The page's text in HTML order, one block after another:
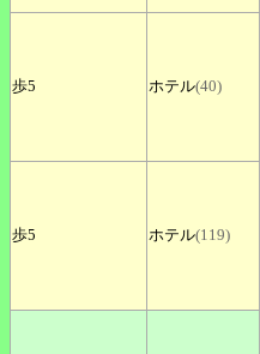
歩5 ホテル(40)
歩5 ホテル(119)